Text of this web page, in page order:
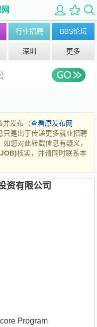
行业招聘 BBS论坛
深圳 更多
并发布（查看原发布网
只是出于传递更多就业招聘
您对此转载信息有疑义，
核实，并请同时联系本
资有限公司
Program